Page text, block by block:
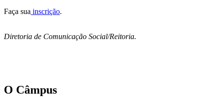
Faça sua inscrição.
Diretoria de Comunicação Social/Reitoria.
O Câmpus